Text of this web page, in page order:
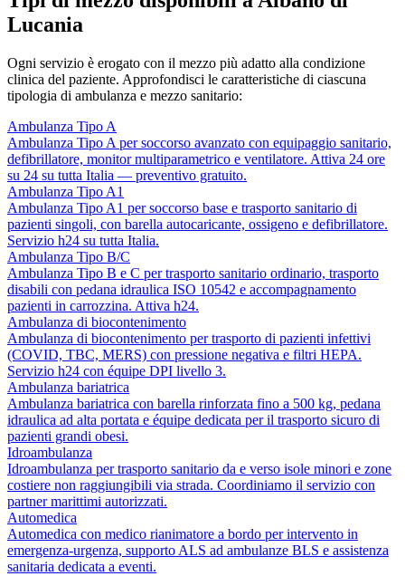
Lucania
Ogni servizio è erogato con il mezzo più adatto alla condizione
clinica del paziente. Approfondisci le caratteristiche di ciascuna
tipologia di ambulanza e mezzo sanitario:
Ambulanza Tipo A
Ambulanza Tipo A per soccorso avanzato con equipaggio sanitario,
defibrillatore, monitor multiparametrico e ventilatore. Attiva 24 ore
su 24 su tutta Italia — preventivo gratuito.
Ambulanza Tipo A1
Ambulanza Tipo A1 per soccorso base e trasporto sanitario di
pazienti singoli, con barella autocaricante, ossigeno e defibrillatore.
Servizio h24 su tutta Italia.
Ambulanza Tipo B/C
Ambulanza Tipo B e C per trasporto sanitario ordinario, trasporto
disabili con pedana idraulica ISO 10542 e accompagnamento
pazienti in carrozzina. Attiva h24.
Ambulanza di biocontenimento
Ambulanza di biocontenimento per trasporto di pazienti infettivi
(COVID, TBC, MERS) con pressione negativa e filtri HEPA.
Servizio h24 con équipe DPI livello 3.
Ambulanza bariatrica
Ambulanza bariatrica con barella rinforzata fino a 500 kg, pedana
idraulica ad alta portata e équipe dedicata per il trasporto sicuro di
pazienti grandi obesi.
Idroambulanza
Idroambulanza per trasporto sanitario da e verso isole minori e zone
costiere non raggiungibili via strada. Coordiniamo il servizio con
partner marittimi autorizzati.
Automedica
Automedica con medico rianimatore a bordo per intervento in
emergenza-urgenza, supporto ALS ad ambulanze BLS e assistenza
sanitaria dedicata a eventi.